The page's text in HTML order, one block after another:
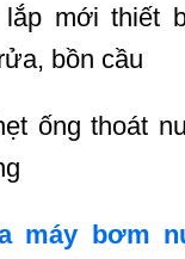
mới thiết
bồn cầu
ống thoát
máy bơm